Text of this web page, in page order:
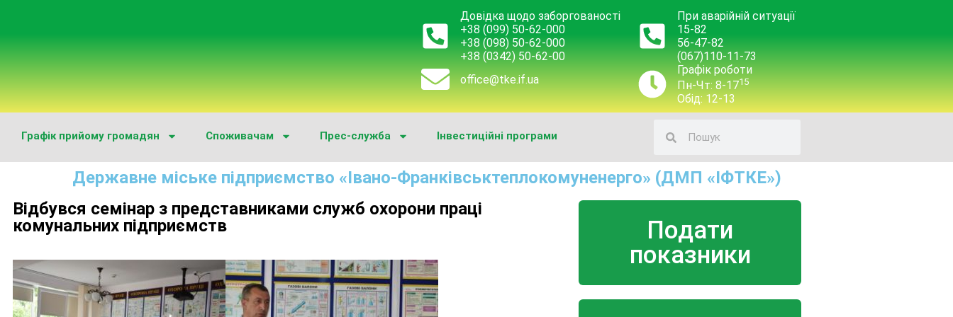
Довідка щодо заборгованості
+38 (099) 50-62-000
+38 (098) 50-62-000
+38 (0342) 50-62-00
office@tke.if.ua
При аварійній ситуації
15-82
56-47-82
(067)110-11-73
Графік роботи
Пн-Чт: 8-1715
Обід: 12-13
Графік прийому громадян Споживачам Прес-служба Інвестиційні програми
Державне міське підприємство «Івано-Франківськтеплокомуненерго» (ДМП «ІФТКЕ»)
Відбувся семінар з представниками служб охорони праці
комунальних підприємств
Подати
показники